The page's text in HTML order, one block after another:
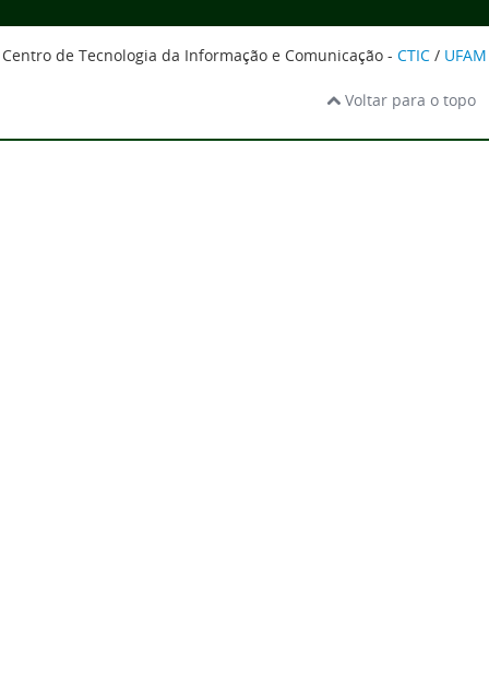
Centro de Tecnologia da Informação e Comunicação - CTIC / UFAM
Voltar para o topo